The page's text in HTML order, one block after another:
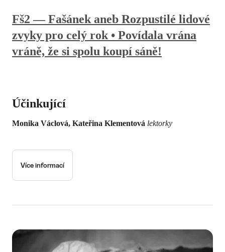
Fš2 — Fašánek aneb Rozpustilé lidové
zvyky pro celý rok • Povídala vrána
vráně, že si spolu koupí sáně!
Účinkující
Monika Václová, Kateřina Klementová lektorky
Více informací